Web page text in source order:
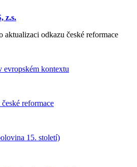
z.s.
odkazu české reformace
evropském kontextu
reformace
15. století)